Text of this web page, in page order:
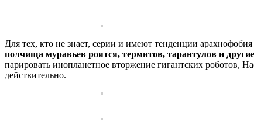
Для тех, кто не знает, серии и имеют тенденции
полчища муравьев роятся, термитов, тарантулов и
парировать инопланетное вторжение гигантских роботов,
действительно.